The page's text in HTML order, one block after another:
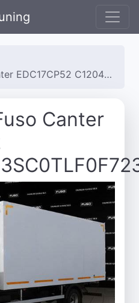
C120400TE3SC0TLF0F723P05
Canter